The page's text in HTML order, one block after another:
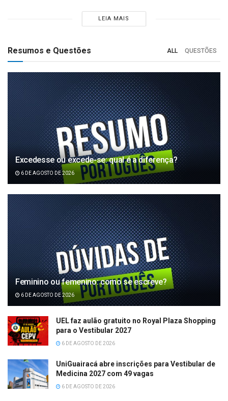
LEIA MAIS
Resumos e Questões ALL QUESTÕES
Excedesse ou excede-se: qual é a diferença?
6 DE AGOSTO DE 2026
Feminino ou femenino: como se escreve?
6 DE AGOSTO DE 2026
UEL faz aulão gratuito no Royal Plaza Shopping
para o Vestibular 2027
6 DE AGOSTO DE 2026
UniGuairacá abre inscrições para Vestibular de
Medicina 2027 com 49 vagas
6 DE AGOSTO DE 2026